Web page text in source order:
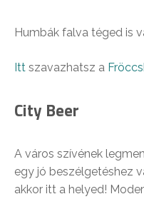
Humbák falva téged is
Itt szavazhatsz a
City Beer
A város szívének
egy jó beszélgetéshez
akkor itt a helyed!